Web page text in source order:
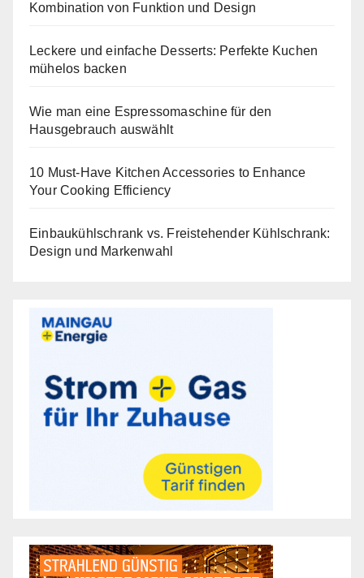
Kombination von Funktion und Design
Leckere und einfache Desserts: Perfekte Kuchen
mühelos backen
Wie man eine Espressomaschine für den
Hausgebrauch auswählt
10 Must-Have Kitchen Accessories to Enhance
Your Cooking Efficiency
Einbaukühlschrank vs. Freistehender Kühlschrank:
Design und Markenwahl